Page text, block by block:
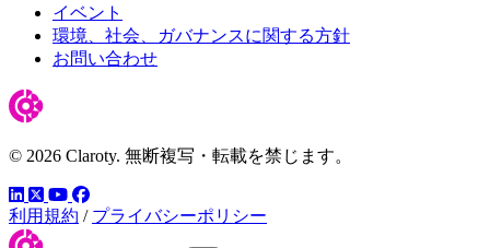
イベント
環境、社会、ガバナンスに関する方針
お問い合わせ
© 2026 Claroty. 無断複写・転載を禁じます。
LinkedIn
ツイッター
YouTube
Facebook
利用規約 / プライバシーポリシー